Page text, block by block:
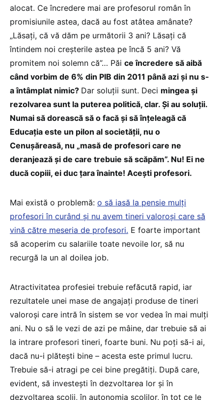
alocat. Ce încredere mai are profesorul român în
promisiunile astea, dacă au fost atâtea amânate?
„Lăsați, că vă dăm pe următorii 3 ani? Lăsați că
întindem noi creșterile astea pe încă 5 ani? Vă
promitem noi solemn că”… Păi ce încredere să aibă
când vorbim de 6% din PIB din 2011 până azi și nu s-
a întâmplat nimic? Dar soluții sunt. Deci mingea și
rezolvarea sunt la puterea politică, clar. Și au soluții.
Numai să dorească să o facă și să înțeleagă că
Educația este un pilon al societății, nu o
Cenușăreasă, nu „masă de profesori care ne
deranjează și de care trebuie să scăpăm”. Nu! Ei ne
ducă copiii, ei duc țara înainte! Acești profesori.
Mai există o problemă: o să iasă la pensie mulți
profesori în curând și nu avem tineri valoroși care să
vină către meseria de profesori. E foarte important
să acoperim cu salariile toate nevoile lor, să nu
recurgă la un al doilea job.
Atractivitatea profesiei trebuie refăcută rapid, iar
rezultatele unei mase de angajați produse de tineri
valoroși care intră în sistem se vor vedea în mai mulți
ani. Nu o să le vezi de azi pe mâine, dar trebuie să ai
la intrare profesori tineri, foarte buni. Nu poți să-i ai,
dacă nu-i plătești bine – acesta este primul lucru.
Trebuie să-i atragi pe cei bine pregătiți. După care,
evident, să investești în dezvoltarea lor și în
dezvoltarea școlii, în autonomia școlilor, în tot ce le